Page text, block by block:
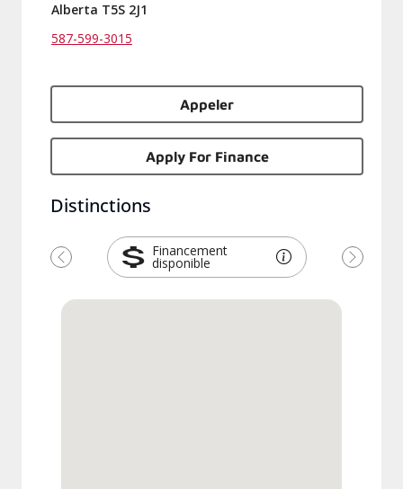
Alberta T5S 2J1
587-599-3015
Appeler
Apply For Finance
Distinctions
Financement
disponible
Précédent Suivant